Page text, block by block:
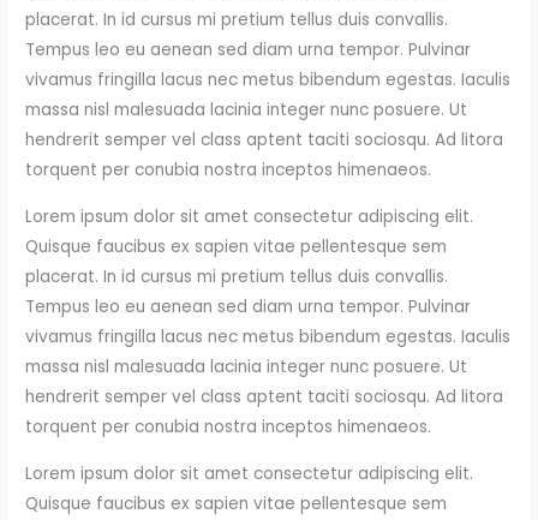
placerat. In id cursus mi pretium tellus duis convallis.
Tempus leo eu aenean sed diam urna tempor. Pulvinar
vivamus fringilla lacus nec metus bibendum egestas. Iaculis
massa nisl malesuada lacinia integer nunc posuere. Ut
hendrerit semper vel class aptent taciti sociosqu. Ad litora
torquent per conubia nostra inceptos himenaeos.
Lorem ipsum dolor sit amet consectetur adipiscing elit.
Quisque faucibus ex sapien vitae pellentesque sem
placerat. In id cursus mi pretium tellus duis convallis.
Tempus leo eu aenean sed diam urna tempor. Pulvinar
vivamus fringilla lacus nec metus bibendum egestas. Iaculis
massa nisl malesuada lacinia integer nunc posuere. Ut
hendrerit semper vel class aptent taciti sociosqu. Ad litora
torquent per conubia nostra inceptos himenaeos.
Lorem ipsum dolor sit amet consectetur adipiscing elit.
Quisque faucibus ex sapien vitae pellentesque sem